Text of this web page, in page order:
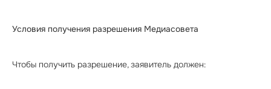
Условия получения разрешения Медиасовета
Чтобы получить разрешение, заявитель должен: